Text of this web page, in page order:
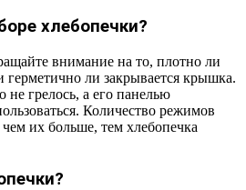
хлебопечки?
внимание на то, плотно ли
герметично ли закрывается крышка.
грелось, а его панелью
Количество режимов
их больше, тем хлебопечка